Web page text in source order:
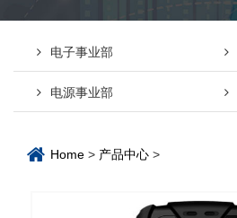
电子事业部
电源事业部
Home > 产品中心 >